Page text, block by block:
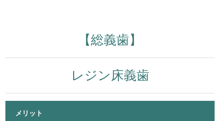
【総義歯】
レジン床義歯
メリット